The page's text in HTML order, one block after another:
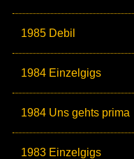
1985 Debil
1984 Einzelgigs
1984 Uns gehts prima
1983 Einzelgigs